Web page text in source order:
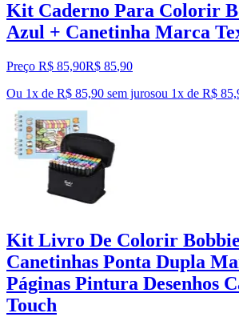
Kit Caderno Para Colorir
Azul + Canetinha Marca
Preço R$ 85,90R$ 85,90
Ou 1x de R$ 85,90 sem jurosou 1x de R$
Kit Livro De Colorir Bobbie
Canetinhas Ponta Dupla
Páginas Pintura Desenhos
Touch